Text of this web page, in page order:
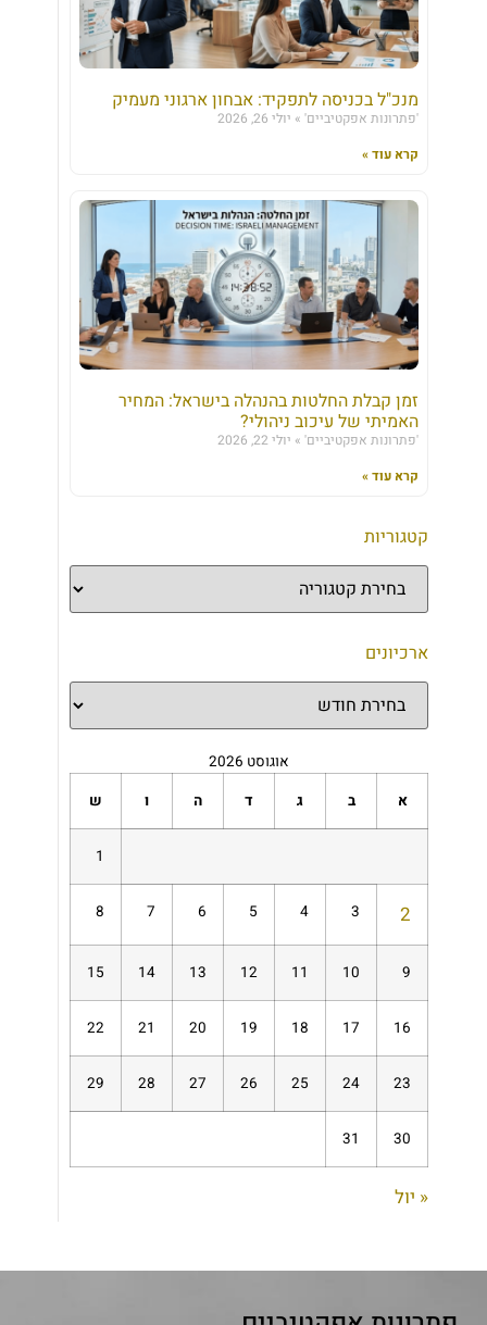
מנכ"ל בכניסה לתפקיד: אבחון ארגוני מעמיק
'פתרונות אפקטיביים'
יולי 26, 2026
קרא עוד »
זמן קבלת החלטות בהנהלה בישראל: המחיר
האמיתי של עיכוב ניהולי?
'פתרונות אפקטיביים'
יולי 22, 2026
קרא עוד »
קטגוריות
ארכיונים
אוגוסט 2026
א
ב ג ד ה ו ש
1
2
3
4
5
6
7
8
9
10
11
12
13
14
15
16
17
18
19
20
21
22
23
24
25
26
27
28
29
30
31
« יול